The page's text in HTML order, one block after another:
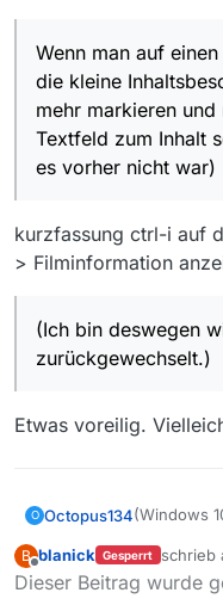
Textfeld
es vorher
Wenn man auf
die kleine
mehr markieren
Textfeld zum Inhalt
es vorher nicht war)
kurzfassung ctrl-i auf
> Filminformation
(Ich bin deswegen
zurückgewechselt.)
Etwas voreilig.
O Octopus134(Windows
Blick einen
nachdem
Kritik: Ich
schlecht.
B
Offline
blanick Gesperrt schrieb
zuletzt
Dieser Beitrag wurde